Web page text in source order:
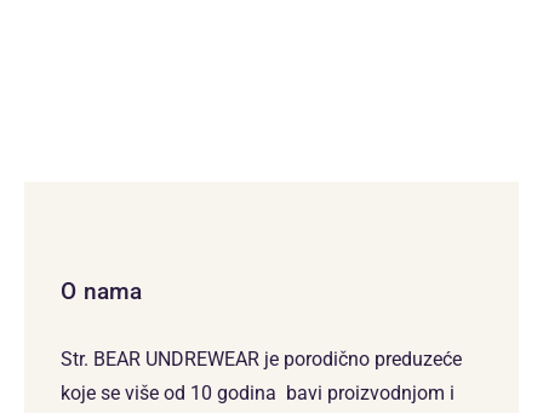
O nama
Str. BEAR UNDREWEAR je porodično preduzeće
koje se više od 10 godina bavi proizvodnjom i